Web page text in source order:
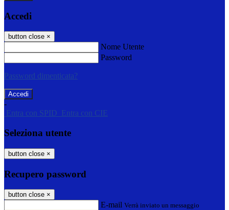
Accedi
button close ×
Nome Utente
Password
Password dimenticata?
-
Entra con SPID
Entra con CIE
Seleziona utente
button close ×
Recupero password
button close ×
E-mail Verrà inviato un messaggio